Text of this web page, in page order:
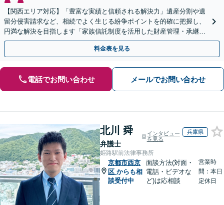
【関西エリア対応】「豊富な実績と信頼される解決力」遺産分割や遺
留分侵害請求など、相続でよく生じる紛争ポイントを的確に把握し、
円満な解決を目指します「家族信託制度を活用した財産管理・承継プ
ランのご提案」「次世代へ想いを託す円滑な事業承継」
料金表を見る
電話でお問い合わせ メールでお問い合わせ
北川 舜
弁護士
インタビュー
を見る
兵庫県
姫路駅前法律事務所
京都市西京
区 からも相
談受付中
面談方法(対面・
電話・ビデオな
ど)は応相談
営業時
間：本日
定休日